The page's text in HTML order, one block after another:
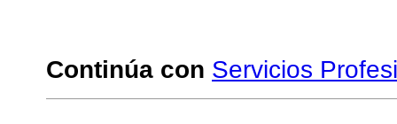
Continúa con Servicios